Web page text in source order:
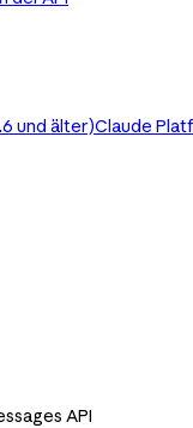
und älter)Claude
API